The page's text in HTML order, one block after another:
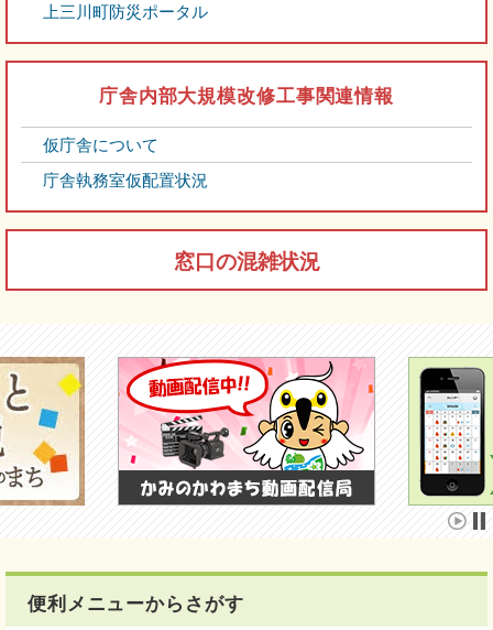
上三川町防災ポータル
庁舎内部大規模改修工事関連情報
仮庁舎について
庁舎執務室仮配置状況
窓口の混雑状況
便利メニューからさがす